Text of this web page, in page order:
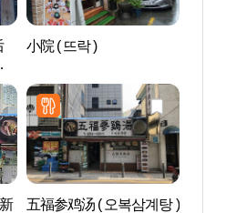
小院 ( 뜨락 )
五福参鸡汤 ( 오복삼계탕 )